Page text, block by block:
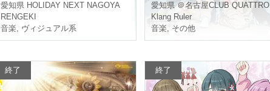
愛知県 HOLIDAY NEXT NAGOYA
RENGEKI
音楽, ヴィジュアル系
愛知県 ＠名古屋CLUB QUATTRO
Klang Ruler
音楽, その他
終了 終了